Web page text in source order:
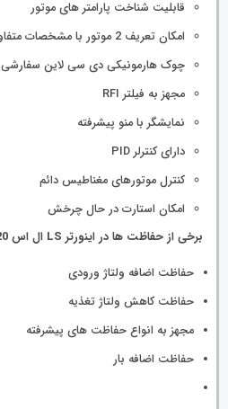
قابلیت شناخت پارامتر های موتور
امکان تعریف 2 موتور با مشخصات متفاوت جهت کارکرد غیر همزمان
چوک هارمونیکی دی سی لاین سفارشی
مجهز به فیلتر RFI
نمایشگر با منو پیشرفته
دارای کنترلر PID
کنترل موتورهای مغناطیس دائم
امکان استارت در حال چرخش
برخی از حفاظت ها در اینورتر LS ال اس 120 اسب مدل IS7
حفاظت اضافه ولتاژ ورودی
حفاظت کاهش ولتاژ تغذیه
مجهز به انواع حفاظت های پیشرفته
حفاظت اضافه بار